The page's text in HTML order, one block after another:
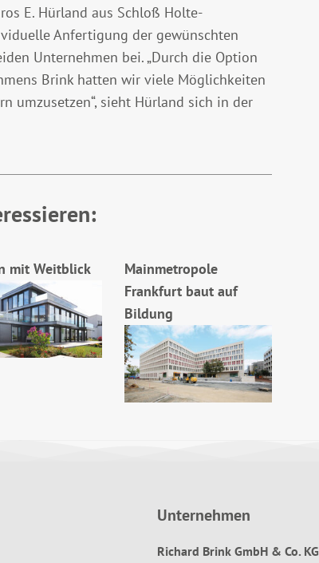
E. Hürland aus Schloß Holte-
Anfertigung der gewünschten
Unternehmen bei. „Durch die Option
Brink hatten wir viele Möglichkeiten
umzusetzen“, sieht Hürland sich in der
mit Weitblick
Mainmetropole
Frankfurt baut auf
Bildung
Unternehmen
Richard Brink GmbH & Co. KG